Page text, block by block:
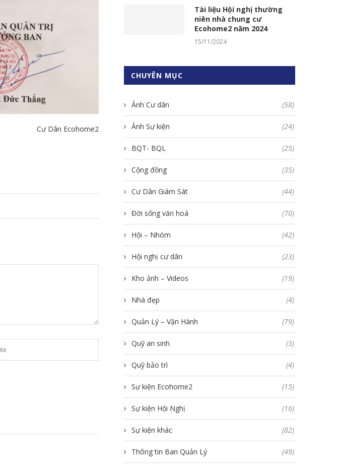
Cư Dân Ecohome2
Tài liệu Hội nghị thường
niên nhà chung cư
Ecohome2 năm 2024
15/11/2024
CHUYÊN MỤC
Ảnh Cư dân (58)
Ảnh Sự kiện (24)
BQT- BQL (25)
Cộng đồng (35)
Cư Dân Giám Sát (44)
Đời sống văn hoá (70)
Hội – Nhóm (42)
Hội nghị cư dân (23)
Kho ảnh – Videos (19)
Nhà đẹp (4)
Quản Lý – Vận Hành (79)
Quỹ an sinh (3)
Quỹ bảo trì (4)
Sự kiện Ecohome2 (15)
Sự kiện Hội Nghị (16)
Sự kiện khác (82)
Thông tin Ban Quản Lý (49)